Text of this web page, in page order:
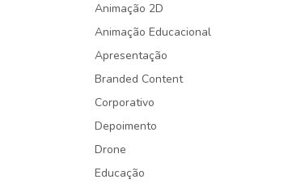
Animação 2D
Animação Educacional
Apresentação
Branded Content
Corporativo
Depoimento
Drone
Educação